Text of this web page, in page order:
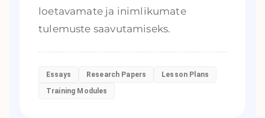
loetavamate ja inimlikumate
tulemuste saavutamiseks.
Essays Research Papers
Lesson Plans
Training Modules